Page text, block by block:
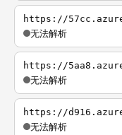
https://
无法解析
https://
无法解析
https://
无法解析